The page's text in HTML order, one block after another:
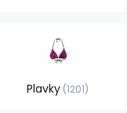
Plavky 1201